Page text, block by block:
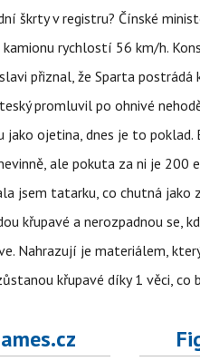
škrty v registru? Čínské
rychlostí 56 km/h.
přiznal, že Sparta postrádá
promluvil po ohnivé
jako ojetina, dnes je to
ale pokuta za ni je
jsem tatarku, co chutná jako
křupavé a nerozpadnou se,
Nahrazují je materiálem,
křupavé díky 1 věci, co